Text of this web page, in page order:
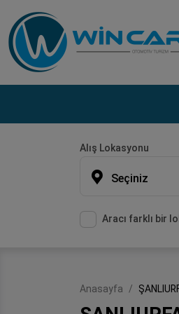
Alış Lokasyonu
Seçiniz
Aracı farklı bir
Anasayfa